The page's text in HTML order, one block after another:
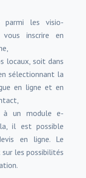
parmi les visio-
inscrire en
locaux, soit dans
sélectionnant la
en ligne et en
à un module e-
il est possible
en ligne. Le
les possibilités